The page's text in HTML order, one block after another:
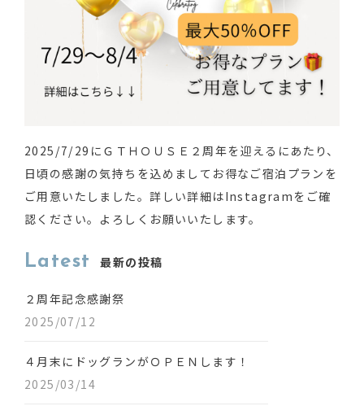
2025/7/29にＧＴＨＯＵＳＥ２周年を迎えるにあたり、
日頃の感謝の気持ちを込めましてお得なご宿泊プランを
ご用意いたしました。詳しい詳細はInstagramをご確
認ください。よろしくお願いいたします。
Latest 最新の投稿
２周年記念感謝祭
2025/07/12
４月末にドッグランがＯＰＥＮします！
2025/03/14